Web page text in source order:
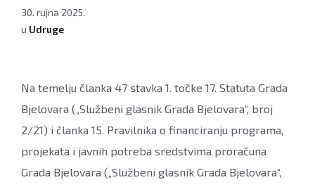
30. rujna 2025.
u Udruge
Na temelju članka 47 stavka 1. točke 17. Statuta Grada
Bjelovara („Službeni glasnik Grada Bjelovara“, broj
2/21) i članka 15. Pravilnika o financiranju programa,
projekata i javnih potreba sredstvima proračuna
Grada Bjelovara („Službeni glasnik Grada Bjelovara“,